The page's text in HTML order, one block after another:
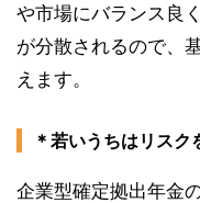
や市場にバランス良
が分散されるので、
えます。
＊若いうちはリスク
企業型確定拠出年金